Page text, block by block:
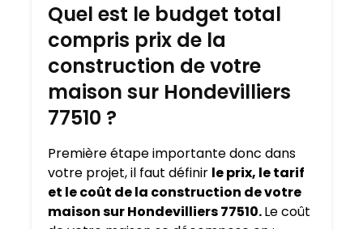
Quel est le budget total
compris prix de la
construction de votre
maison sur Hondevilliers
77510 ?
Première étape importante donc dans
votre projet, il faut définir le prix, le tarif
et le coût de la construction de votre
maison sur Hondevilliers 77510.Le coût